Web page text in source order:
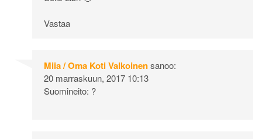
Vastaa
Miia / Oma Koti Valkoinensanoo:
20 marraskuun, 2017 10:13
Suomineito: ?